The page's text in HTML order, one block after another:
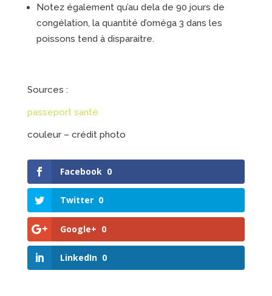
Notez également qu’au dela de 90 jours de
congélation, la quantité d’oméga 3 dans les
poissons tend à disparaitre.
Sources :
passeport santé
couleur – crédit photo
Facebook 0
Twitter 0
Google+ 0
LinkedIn 0